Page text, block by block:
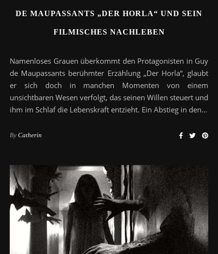
DE MAUPASSANTS „DER HORLA“ UND SEIN
FILMISCHES NACHLEBEN
Namenloses Grauen überkommt den Protagonisten in Guy
de Maupassants berühmter Erzählung „Der Horla“, glaubt
er sich doch in manchen Momenten von einem
unsichtbaren Wesen verfolgt, das seinen Willen steuert und
ihm im Schlaf die Lebenskraft entzieht. Ein Abstieg in den…
By Catherin